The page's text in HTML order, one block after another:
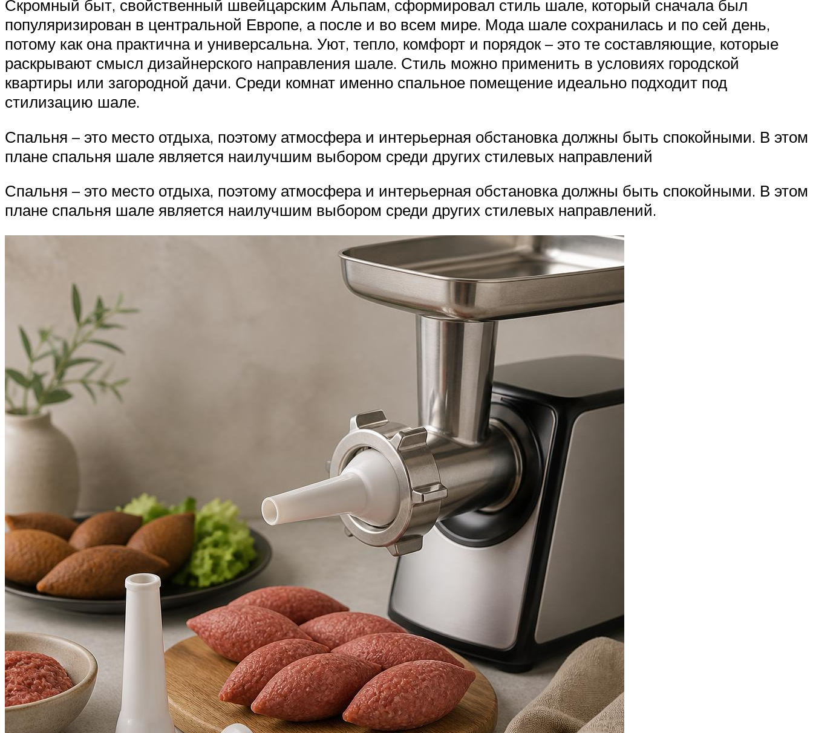
Скромный быт, свойственный швейцарским Альпам, сформировал стиль шале, который сначала был
популяризирован в центральной Европе, а после и во всем мире. Мода шале сохранилась и по сей день,
потому как она практична и универсальна. Уют, тепло, комфорт и порядок – это те составляющие, которые
раскрывают смысл дизайнерского направления шале. Стиль можно применить в условиях городской
квартиры или загородной дачи. Среди комнат именно спальное помещение идеально подходит под
стилизацию шале.
Спальня – это место отдыха, поэтому атмосфера и интерьерная обстановка должны быть спокойными. В этом
плане спальня шале является наилучшим выбором среди других стилевых направлений
Спальня – это место отдыха, поэтому атмосфера и интерьерная обстановка должны быть спокойными. В этом
плане спальня шале является наилучшим выбором среди других стилевых направлений.